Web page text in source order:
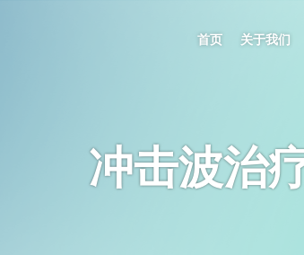
首页 关于我们
冲击波治